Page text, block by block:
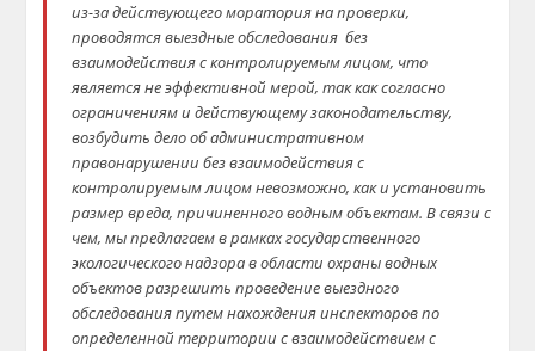
из-за действующего моратория на проверки,
проводятся выездные обследования без
взаимодействия с контролируемым лицом, что
является не эффективной мерой, так как согласно
ограничениям и действующему законодательству,
возбудить дело об административном
правонарушении без взаимодействия с
контролируемым лицом невозможно, как и установить
размер вреда, причиненного водным объектам. В связи с
чем, мы предлагаем в рамках государственного
экологического надзора в области охраны водных
объектов разрешить проведение выездного
обследования путем нахождения инспекторов по
определенной территории с взаимодействием с